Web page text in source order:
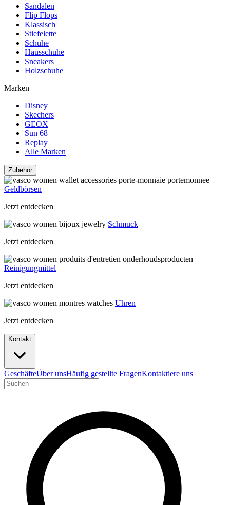
Sandalen
Flip Flops
Klassisch
Stiefelette
Schuhe
Hausschuhe
Sneakers
Holzschuhe
Marken
Disney
Skechers
GEOX
Sun 68
Replay
Alle Marken
Zubehör
Geldbörsen
Jetzt entdecken
Schmuck
Jetzt entdecken
Reinigungmittel
Jetzt entdecken
Uhren
Jetzt entdecken
Kontakt
GeschäfteÜber unsHäufig gestellte FragenKontaktiere uns